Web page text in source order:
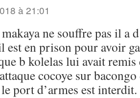
à 21:01
ne souffre pas il a
est en prison pour avoir
b kolelas lui avait
cocoye sur
port d’armes est interdit.